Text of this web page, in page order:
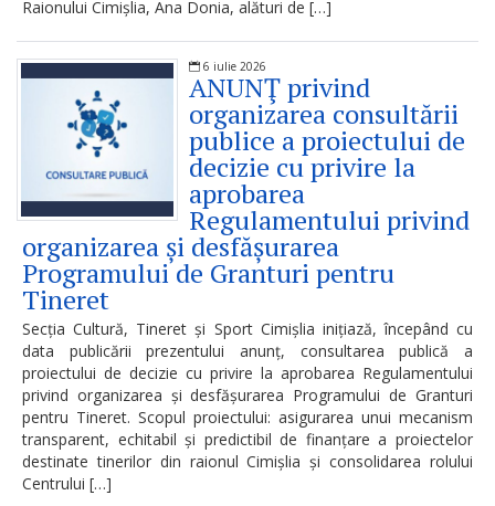
Deciziile
adoptate
de
consiliul
raional
Procese-
verbale
ale
ședințelor
Consiliului
Raional
Cimișlia
Raionului Cimișlia, Ana Donia, alături de […]
6 iulie 2026
ANUNŢ privind
organizarea consultării
publice a proiectului de
decizie cu privire la
aprobarea
Regulamentului privind
organizarea și desfășurarea
Programului de Granturi pentru
Tineret
Secția Cultură, Tineret și Sport Cimișlia inițiază, începând cu
data publicării prezentului anunț, consultarea publică a
proiectului de decizie cu privire la aprobarea Regulamentului
privind organizarea și desfășurarea Programului de Granturi
pentru Tineret. Scopul proiectului: asigurarea unui mecanism
transparent, echitabil și predictibil de finanțare a proiectelor
destinate tinerilor din raionul Cimișlia și consolidarea rolului
Centrului […]